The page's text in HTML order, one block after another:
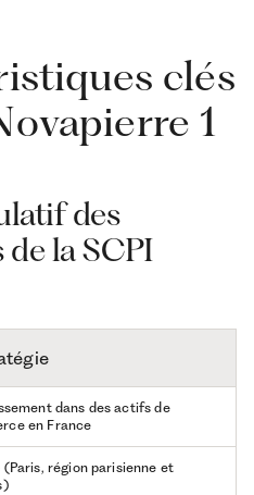
clés
1
des
la SCPI
dans des actifs de
en France
(Paris, région parisienne et